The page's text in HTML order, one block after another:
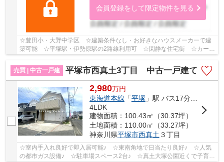
会員登録をして限定物件を見る
☆豊田小・大野中学区 ☆建築条件なし・お好きなハウスメーカーで建
築可能 ☆平塚駅・伊勢原駅の2路線利用可 ☆閑静な住宅街 ☆カース
ペース2台以上駐車可能（車種による）♪ 【平塚市の...
売買 | 中古一戸建
平塚市西真土3丁目 中古一戸建て
2,980万円
東海道本線 「平塚 」駅 バス17分 「バス停」 停歩6分
4LDK
建物面積：100.43㎡（30.37坪）
土地面積：110.00㎡（33.27坪）
神奈川県平塚市西真土 ３丁目
☆室内手入れ良好で即入居可能♪ ☆東南角地で日当たり良好♪ ☆人気
の都市ガス設備♪ ☆駐車場スペース2台♪ ☆真土大塚公園近くで子育て